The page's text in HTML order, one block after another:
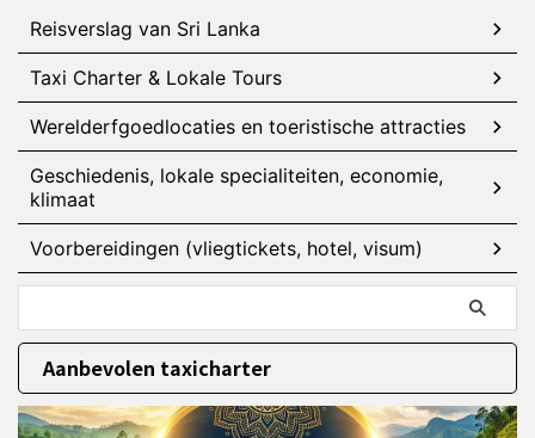
Reisverslag van Sri Lanka
Taxi Charter & Lokale Tours
Werelderfgoedlocaties en toeristische attracties
Geschiedenis, lokale specialiteiten, economie,
klimaat
Voorbereidingen (vliegtickets, hotel, visum)
Aanbevolen taxicharter